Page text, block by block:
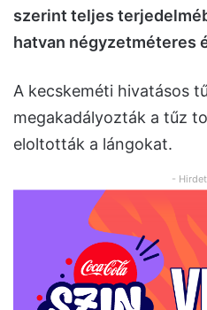
szerint teljes
hatvan négyzetméteres
A kecskeméti hivatásos
megakadályozták a tűz
eloltották a lángokat.
-